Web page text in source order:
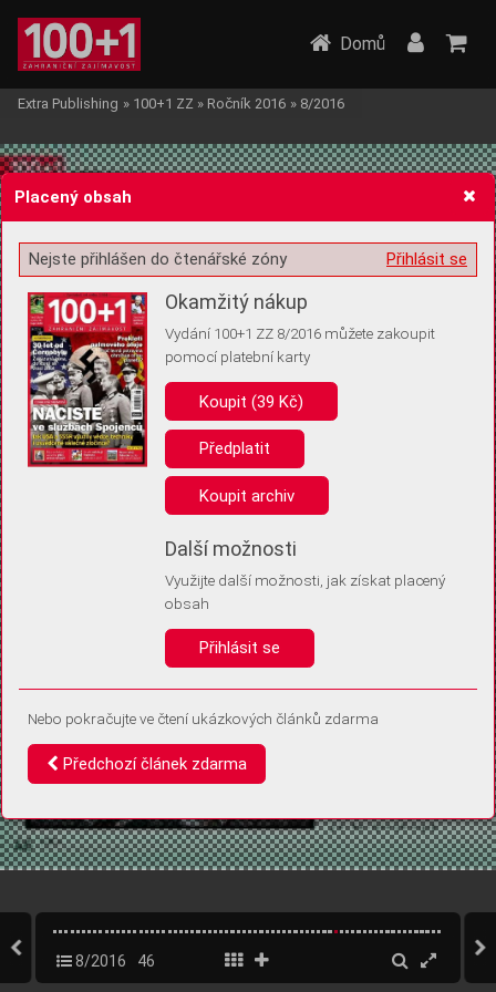
Žádost o souhlas s ukládáním volitelných informací
Pro základní fungování webu nepotřebujeme ukládat žádné informace
(tzv. cookies apod.). Rádi bychom vás ale požádali o souhlas s
uložením volitelných informací:
Anonymní unikátní ID
Díky němu příště poznáme, že se jedná o stejné zařízení, a
Identifikátor je zcela anonymní.
Vaše souhlasy a odmítnutí si ukládáme do vašeho zařízení, abychom se
vás už příště znovu neptali. Můžete je kdykoli později upravit ve Správě
Domů
Extra Publishing » 100+1 ZZ » Ročník 2016 » 8/2016
8/2016 46
Placený obsah
Přihlásit se
Nejste přihlášen do čtenářské zóny
Okamžitý nákup
Vydání 100+1 ZZ 8/2016 můžete zakoupit
pomocí platební karty
Koupit (39 Kč)
Předplatit
Koupit archiv
Další možnosti
Využijte další možnosti, jak získat placený
obsah
Přihlásit se
Nebo pokračujte ve čtení ukázkových článků zdarma
Předchozí článek zdarma